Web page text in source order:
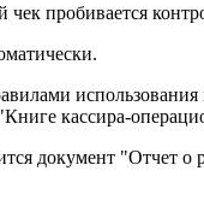
пробивается
использования
кассира-
документ "Отчет